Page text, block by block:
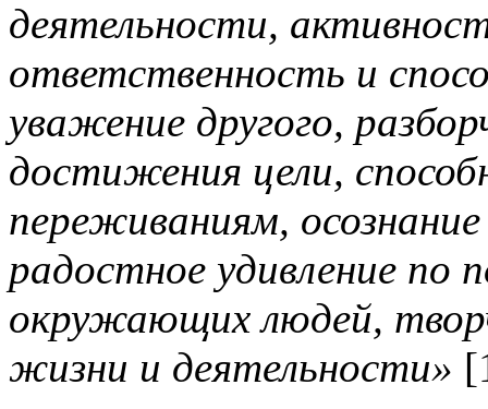
деятельности,
ответственность и
уважение другого,
достижения цели,
переживаниям,
радостное удивление по
окружающих людей,
жизни и деятельности»